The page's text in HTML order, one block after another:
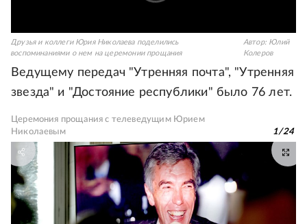
Друзья и коллеги Юрия Николаева поделились
воспоминаниями о нем на церемонии прощания
Автор: Юлий
Колеров
Ведущему передач "Утренняя почта", "Утренняя
звезда" и "Достояние республики" было 76 лет.
Церемония прощания с телеведущим Юрием
Николаевым
1/24